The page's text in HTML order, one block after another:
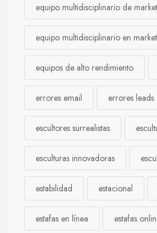
equipo multidisciplinario de
equipo multidisciplinario en
equipos de alto rendimiento
errores email errores leads
escultores surrealistas
esculturas innovadoras
estabilidad estacional
estafas en línea estafas